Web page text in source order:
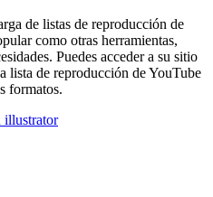
de listas de reproducción de
como otras herramientas,
Puedes acceder a su sitio
lista de reproducción de YouTube
formatos.
illustrator